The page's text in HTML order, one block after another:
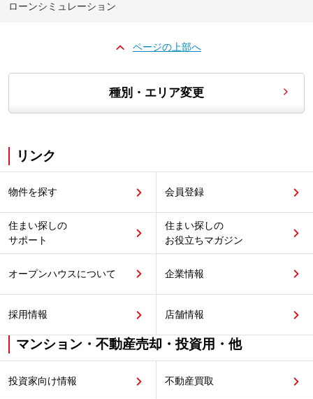
ローンシミュレーション
ページの上部へ
種別・エリア変更
リンク
物件を探す 会員登録
住まい探しの
サポート
住まい探しの
お役立ちマガジン
オープンハウスについて 企業情報
採用情報 店舗情報
マンション・不動産売却・投資用・他
投資家向け情報 不動産買取